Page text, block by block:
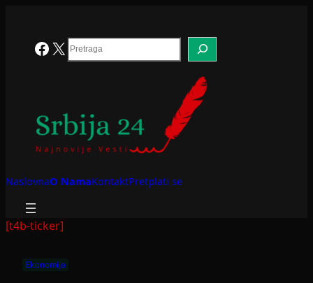
Facebook
X Search
NaslovnaO NamaKontaktPretplati se
[t4b-ticker]
Ekonomija